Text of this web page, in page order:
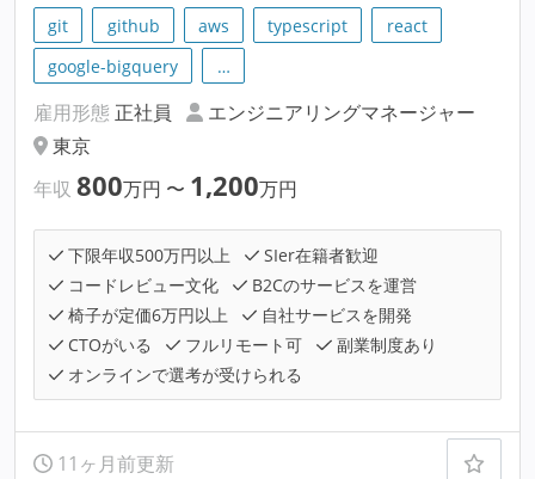
git github aws typescript
react
google-bigquery
…
雇用形態 正社員
エンジニアリングマネージャー
東京
年収 800万円 〜 1,200万円
下限年収500万円以上
SIer在籍者歓迎
コードレビュー文化
B2Cのサービスを運営
椅子が定価6万円以上
自社サービスを開発
CTOがいる
フルリモート可
副業制度あり
オンラインで選考が受けられる
11ヶ月前更新